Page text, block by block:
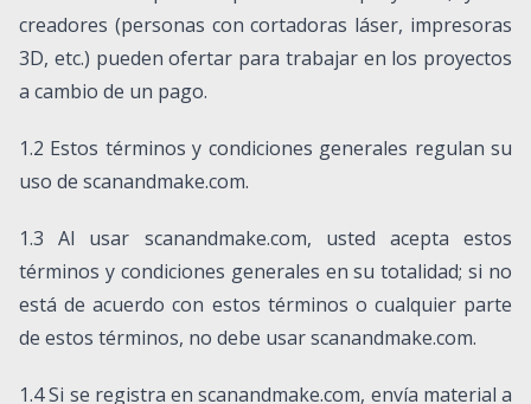
creadores (personas con cortadoras láser, impresoras
3D, etc.) pueden ofertar para trabajar en los proyectos
a cambio de un pago.
1.2 Estos términos y condiciones generales regulan su
uso de scanandmake.com.
1.3 Al usar scanandmake.com, usted acepta estos
términos y condiciones generales en su totalidad; si no
está de acuerdo con estos términos o cualquier parte
de estos términos, no debe usar scanandmake.com.
1.4 Si se registra en scanandmake.com, envía material a